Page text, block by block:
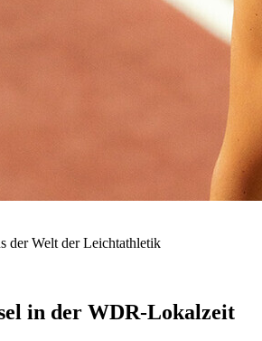
der Welt der Leichtathletik
in der WDR-Lokalzeit